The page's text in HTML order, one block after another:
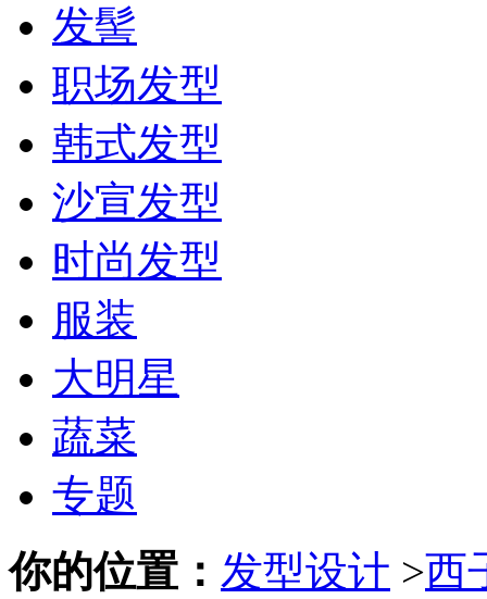
发髻
职场发型
韩式发型
沙宣发型
时尚发型
服装
大明星
蔬菜
专题
你的位置： 发型设计 >西